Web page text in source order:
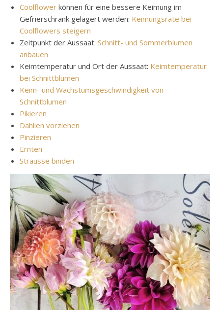
Coolflower können für eine bessere Keimung im
Gefrierschrank gelagert werden: Keimungsrate bei
Coolflowers steigern
Zeitpunkt der Aussaat: Schnitt- und Sommerblumen
anbauen
Keimtemperatur und Ort der Aussaat: Keimtemperatur
bei Schnittblumen
Keim- und Wachstumsgeschwindigkeit von
Schnittblumen
Pikieren
Dahlien vorziehen
Pinzieren
Ernten
Sträusse binden